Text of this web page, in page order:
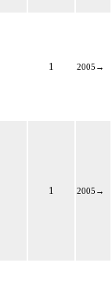
1 2005 →
1 2005 →